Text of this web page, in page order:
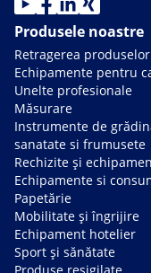
Produsele noastre
Retragerea produselor
Echipamente pentru
Unelte profesionale
Măsurare
Instrumente de
sanatate si frumusete
Rechizite și
Echipamente si
Papetărie
Mobilitate și îngrijire
Echipament hotelier
Sport și sănătate